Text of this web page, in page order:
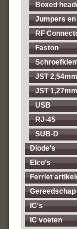
Boxed
Jumpers
RF
Faston
JST 2,54mm
JST 1,27mm
USB
RJ-45
SUB-D
Diode's
Elco's
Ferriet
Gereedschap
IC's
IC voeten